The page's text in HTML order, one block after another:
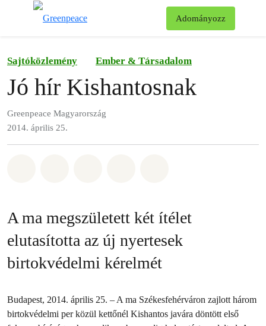
Adományozz
Sajtóközlemény Ember & Társadalom
Jó hír Kishantosnak
Greenpeace Magyarország
2014. április 25.
A ma megszületett két ítélet
elutasította az új nyertesek
birtokvédelmi kérelmét
Budapest, 2014. április 25. – A ma Székesfehérváron zajlott három
birtokvédelmi per közül kettőnél Kishantos javára döntött első